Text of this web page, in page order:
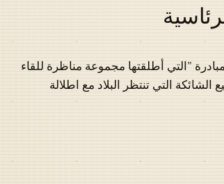
"التي أطلقتها مجموعة مناظرة للقاء
التي تنتظر البلاد مع اطلالة